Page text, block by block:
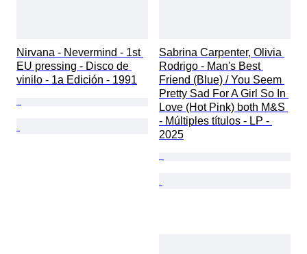
Nirvana - Nevermind - 1st
EU pressing - Disco de
vinilo - 1a Edición - 1991
Sabrina Carpenter, Olivia
Rodrigo - Man's Best
Friend (Blue) / You Seem
Pretty Sad For A Girl So In
Love (Hot Pink) both M&S
- Múltiples títulos - LP -
2025